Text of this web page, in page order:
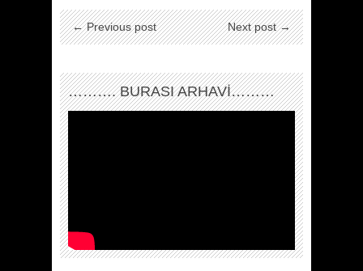
← Previous post Next post →
………. BURASI ARHAVİ………